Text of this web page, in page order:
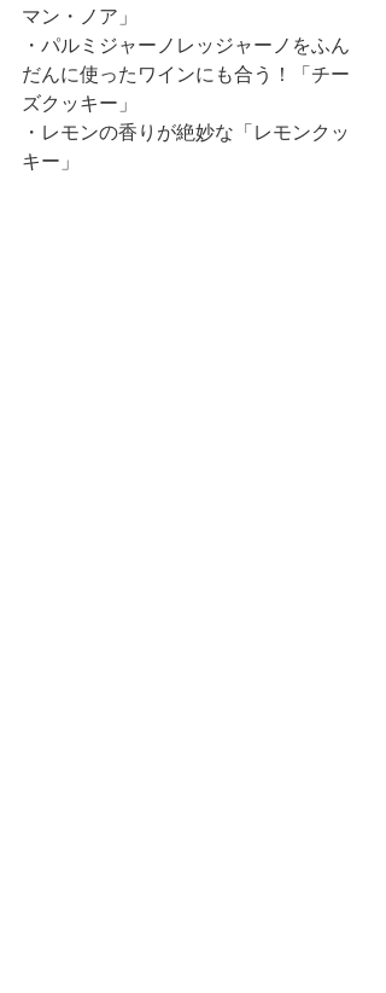
マン・ノア」
・パルミジャーノレッジャーノをふん
だんに使ったワインにも合う！「チー
ズクッキー」
・レモンの香りが絶妙な「レモンクッ
キー」